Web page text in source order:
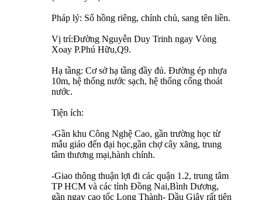
Pháp lý: Sổ hồng riêng, chính chủ, sang tên liền.
Vị trí:Đường Nguyễn Duy Trinh ngay Vòng
Xoay P.Phú Hữu,Q9.
Hạ tầng: Cơ sở hạ tầng đầy đủ. Đường ép nhựa
10m, hệ thống nước sạch, hệ thống cống thoát
nước.
Tiện ích:
-Gần khu Công Nghệ Cao, gần trường học từ
mẫu giáo đến đại học,gần chợ cây xăng, trung
tâm thương mại,hành chính.
-Giao thông thuận lợi đi các quận 1.2, trung tâm
TP HCM và các tỉnh Đồng Nai,Bình Dương,
gần ngay cao tốc Long Thành- Dầu Giây rất tiện